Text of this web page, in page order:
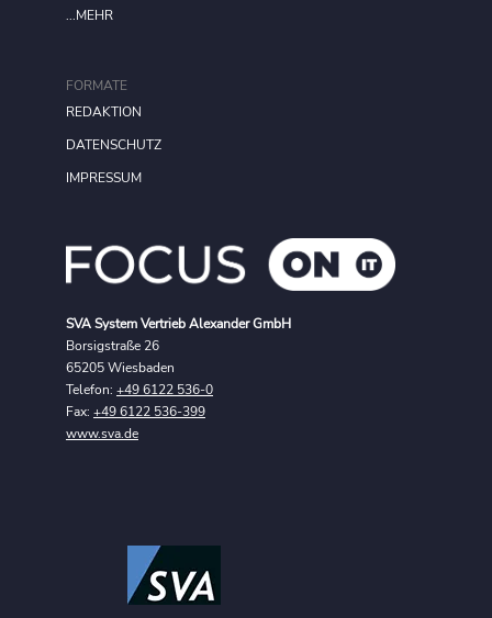
SVA System Vertrieb Alexander GmbH
Borsigstraße 26
65205 Wiesbaden
Telefon: +49 6122 536-0
Fax: +49 6122 536-399
www.sva.de
FORMATE
REDAKTION
DATENSCHUTZ
IMPRESSUM
...MEHR